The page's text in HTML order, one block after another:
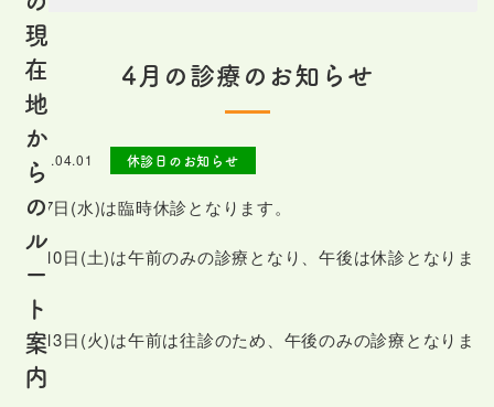
現
在
地
か
ら
の
ル
ー
ト
案
内
4月の診療のお知らせ
2021.04.01 休診日のお知らせ
4月7日(水)は臨時休診となります。
4月10日(土)は午前のみの診療となり、午後は休診となりま
4月13日(火)は午前は往診のため、午後のみの診療となりま
す。